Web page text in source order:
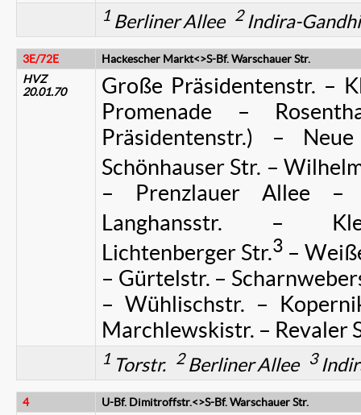
1 Berliner Allee 2Indira-
3E/72E
Hackescher Markt<>S-Bf. Warschauer Str.
HVZ
20.01.70
Große Präsidentenstr. –
Promenade –
Präsidentenstr.) –
Schönhauser Str. –
– Prenzlauer Allee –
Langhansstr. –
Lichtenberger Str.3–
– Gürtelstr. –
– Wühlischstr. –
Marchlewskistr. – Revaler
1 Torstr. 2Berliner Allee 3
4
U-Bf. Dimitroffstr.<>S-Bf. Warschauer Str.